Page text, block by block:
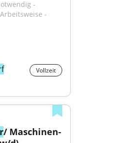
-
-
Vollzeit
/ Maschinen-